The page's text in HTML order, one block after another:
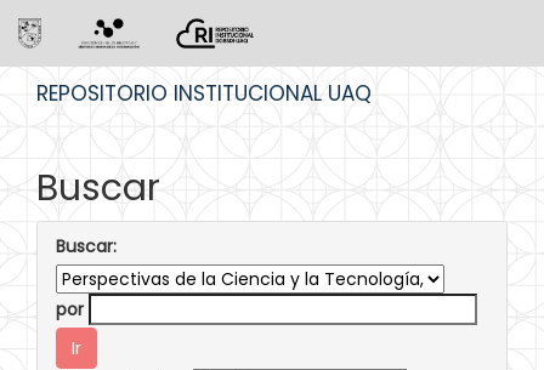
REPOSITORIO INSTITUCIONAL UAQ
Buscar
Buscar:
por